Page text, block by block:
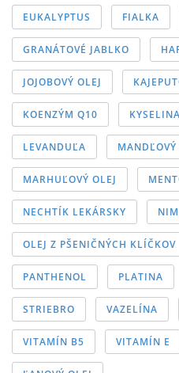
EUKALYPTUS FIALKA
GRANÁTOVÉ JABLKO
JOJOBOVÝ OLEJ
KOENZÝM Q10
LEVANDUĽA MANDĽOVÝ
MARHUĽOVÝ OLEJ
NECHTÍK LEKÁRSKY
OLEJ Z PŠENIČNÝCH KLÍČKOV
PANTHENOL PLATINA
STRIEBRO VAZELÍNA
VITAMÍN B5 VITAMÍN E